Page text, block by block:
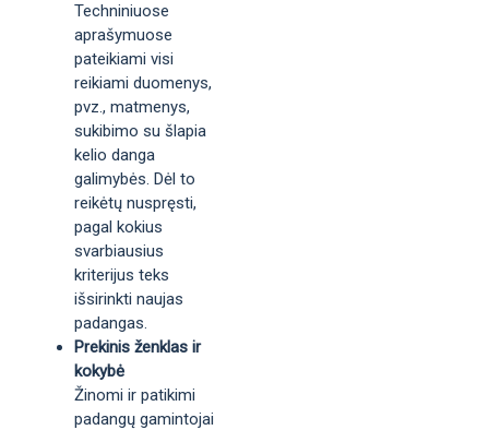
Techniniuose
aprašymuose
pateikiami visi
reikiami duomenys,
pvz., matmenys,
sukibimo su šlapia
kelio danga
galimybės. Dėl to
reikėtų nuspręsti,
pagal kokius
svarbiausius
kriterijus teks
išsirinkti naujas
padangas.
Prekinis ženklas ir
kokybė
Žinomi ir patikimi
padangų gamintojai